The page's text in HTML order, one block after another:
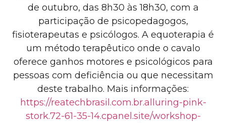
de outubro, das 8h30 às 18h30, com a
participação de psicopedagogos,
fisioterapeutas e psicólogos. A equoterapia é
um método terapêutico onde o cavalo
oferece ganhos motores e psicológicos para
pessoas com deficiência ou que necessitam
deste trabalho. Mais informações:
https://reatechbrasil.com.br.alluring-pink-
stork.72-61-35-14.cpanel.site/workshop-